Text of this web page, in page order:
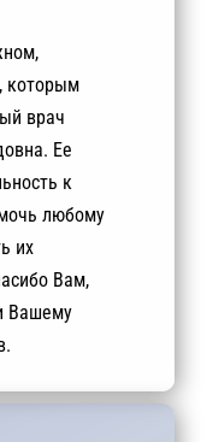
которым
врач
Ее
к
любому
их
Вам,
Вашему